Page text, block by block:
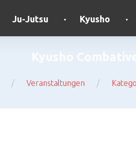
Ju-Jutsu Kyusho
Kyusho
/ Veranstaltungen /